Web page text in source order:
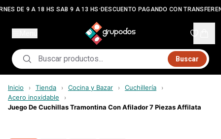
DE 9 A 18 HS SAB 9 A 13 HS•DESCUENTO PAGANDO CON
Buscar
Inicio › Tienda › Cocina y Bazar › Cuchillería ›
Acero inoxidable ›
Juego De Cuchillas Tramontina Con Afilador 7 Piezas Affilata